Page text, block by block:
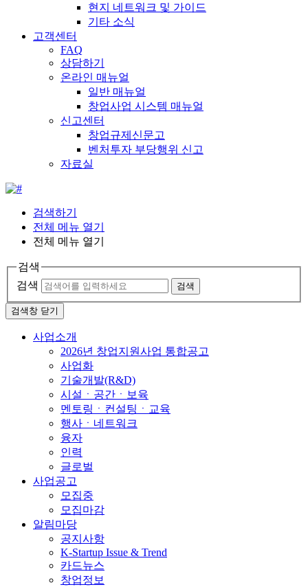
현지 네트워크 및 가이드
기타 소식
고객센터
FAQ
상담하기
온라인 매뉴얼
일반 매뉴얼
창업사업 시스템 매뉴얼
신고센터
창업규제신문고
벤처투자 부당행위 신고
자료실
검색하기
전체 메뉴 열기
전체 메뉴 열기
검색
검색
검색
검색창 닫기
사업소개
2026년 창업지원사업 통합공고
사업화
기술개발(R&D)
시설ㆍ공간ㆍ보육
멘토링ㆍ컨설팅ㆍ교육
행사ㆍ네트워크
융자
인력
글로벌
사업공고
모집중
모집마감
알림마당
공지사항
K-Startup Issue & Trend
카드뉴스
창업정보